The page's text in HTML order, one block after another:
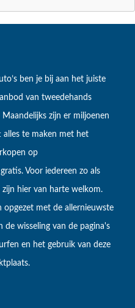
ben je bij aan het juiste
van tweedehands
zijn er miljoenen
te maken met het
op
Voor iedereen zo als
hier van harte welkom.
opgezet met de allernieuwste
de wisseling van de pagina's
en het gebruik van deze